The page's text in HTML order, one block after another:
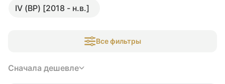
IV (BP) [2018 - н.в.]
Все фильтры
Сначала дешевле